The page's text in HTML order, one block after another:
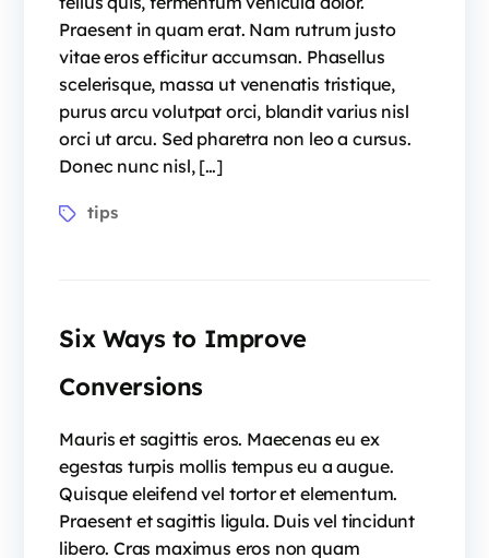
Praesent in quam erat. Nam rutrum justo
vitae eros efficitur accumsan. Phasellus
scelerisque, massa ut venenatis tristique,
purus arcu volutpat orci, blandit varius nisl
orci ut arcu. Sed pharetra non leo a cursus.
Donec nunc nisl, […]
tips
Six Ways to Improve
Conversions
Mauris et sagittis eros. Maecenas eu ex
egestas turpis mollis tempus eu a augue.
Quisque eleifend vel tortor et elementum.
Praesent et sagittis ligula. Duis vel tincidunt
libero. Cras maximus eros non quam